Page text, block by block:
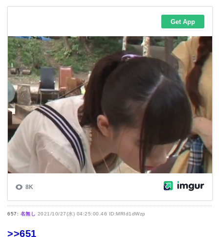
657: 名無し 2021/10/27(水) 04:25:00.46 ID:MRId1dWzp
>>651